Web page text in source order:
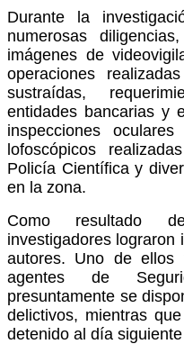
Durante la
numerosas
imágenes de
operaciones
sustraídas,
entidades bancarias y
inspecciones
lofoscópicos
Policía Científica y
en la zona.
Como resultado
investigadores lograron
autores. Uno de ellos
agentes de
presuntamente se
delictivos, mientras
detenido al día